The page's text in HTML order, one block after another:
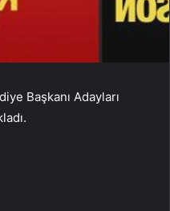
Başkanı Adayları